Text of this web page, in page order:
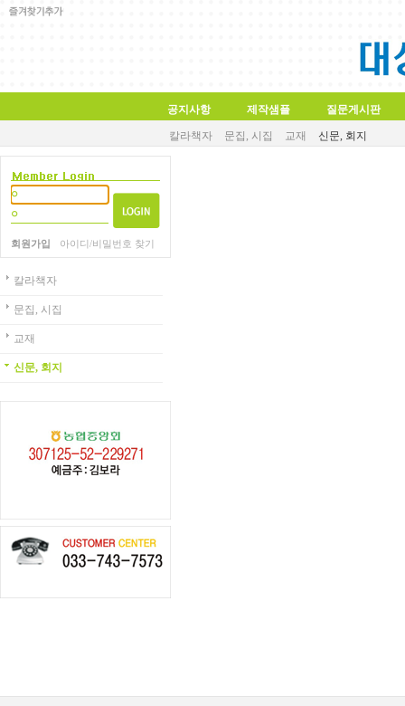
공지사항 제작샘플 질문게시판
칼라책자 문집, 시집 교재 신문, 회지
회원가입 아이디/비밀번호 찾기
칼라책자
문집, 시집
교재
신문, 회지